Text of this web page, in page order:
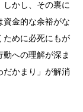
かし、その裏に
資金的な余裕がな
ために必死にもが
への理解が深ま
だかまり」が解消